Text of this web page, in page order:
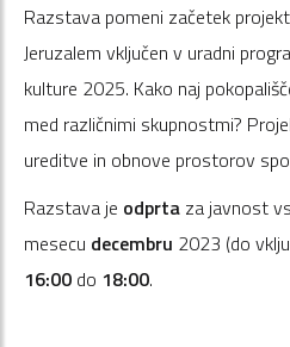
Razstava pomeni začetek
Jeruzalem vključen v uradni
kulture 2025. Kako naj
med različnimi skupnostmi?
ureditve in obnove prostorov
Razstava je odprta za javnost
mesecu decembru 2023 (do
16:00 do 18:00.